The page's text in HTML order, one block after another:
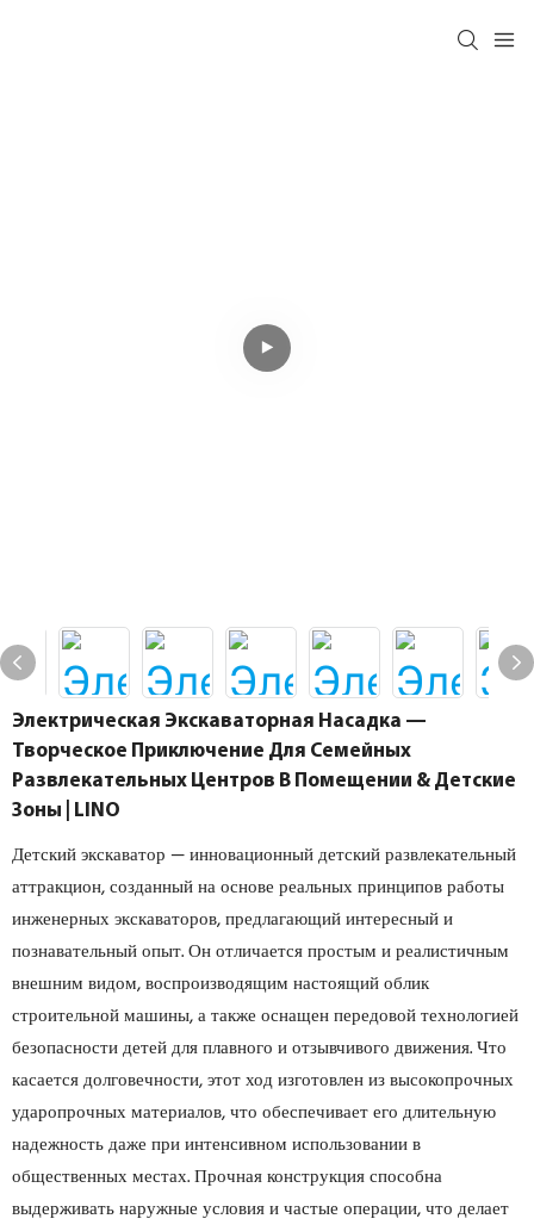
Электрическая Экскаваторная Насадка —
Творческое Приключение Для Семейных
Развлекательных Центров В Помещении & Детские
Зоны | LINO
Детский экскаватор — инновационный детский развлекательный
аттракцион, созданный на основе реальных принципов работы
инженерных экскаваторов, предлагающий интересный и
познавательный опыт. Он отличается простым и реалистичным
внешним видом, воспроизводящим настоящий облик
строительной машины, а также оснащен передовой технологией
безопасности детей для плавного и отзывчивого движения. Что
касается долговечности, этот ход изготовлен из высокопрочных
ударопрочных материалов, что обеспечивает его длительную
надежность даже при интенсивном использовании в
общественных местах. Прочная конструкция способна
выдерживать наружные условия и частые операции, что делает